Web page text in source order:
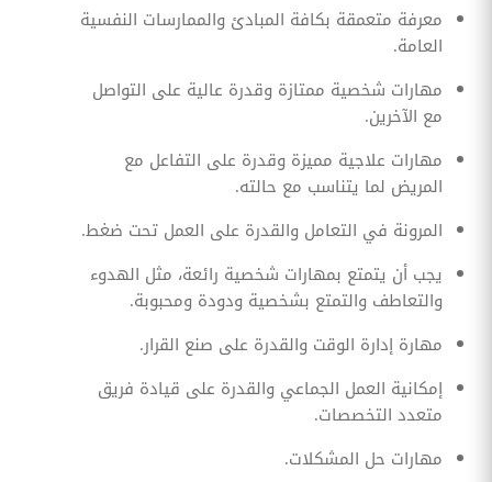
معرفة متعمقة بكافة المبادئ والممارسات النفسية
العامة.
مهارات شخصية ممتازة وقدرة عالية على التواصل
مع الآخرين.
مهارات علاجية مميزة وقدرة على التفاعل مع
المريض لما يتناسب مع حالته.
المرونة في التعامل والقدرة على العمل تحت ضغط.
يجب أن يتمتع بمهارات شخصية رائعة، مثل الهدوء
والتعاطف والتمتع بشخصية ودودة ومحبوبة.
مهارة إدارة الوقت والقدرة على صنع القرار.
إمكانية العمل الجماعي والقدرة على قيادة فريق
متعدد التخصصات.
مهارات حل المشكلات.